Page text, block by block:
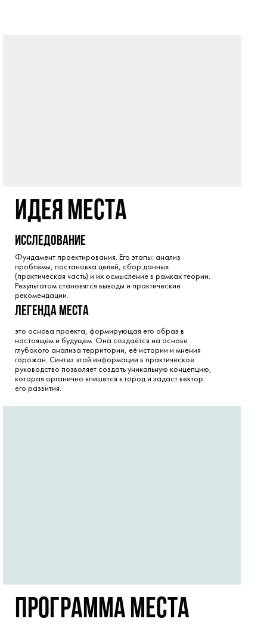
это основа проекта, формирующая его образ в
настоящем и будущем. Она создаётся на основе
глубокого анализа территории, её истории и мнения
горожан. Синтез этой информации в практическое
руководство позволяет создать уникальную концепцию,
которая органично впишется в город и задаст вектор
его развития.
Фундамент проектирования. Его этапы: анализ
проблемы, постановка целей, сбор данных
(практическая часть) и их осмысление в рамках теории.
Результатом становятся выводы и практические
рекомендации.
программа места
легенда места
исследование
идея места